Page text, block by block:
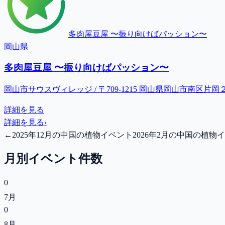
多肉屋豆屋 〜振り向けばパッション〜
岡山県
多肉屋豆屋 〜振り向けばパッション〜
岡山市サウスヴィレッジ / 〒709-1215 岡山県岡山市南区片岡
詳細を見る
詳細を見る›
← 2025年12月の中国の植物イベント 2026年2月の中国の植物
月別イベント件数
0
7月
0